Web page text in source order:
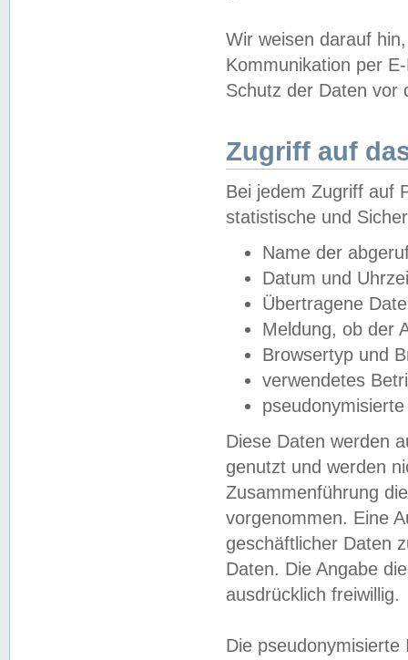
Wir weisen darauf
Kommunikation per
Schutz der Daten vor
Zugriff auf
Bei jedem Zugriff auf
statistische und
Name der
Datum und
Übertragene
Meldung, ob der
Browsertyp und
verwendetes
Diese Daten werden
genutzt und werden
Zusammenführung
vorgenommen. Eine
geschäftlicher Daten
Daten. Die Angabe
ausdrücklich freiwillig.
Die